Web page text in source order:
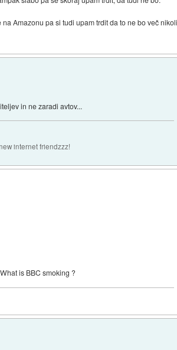
Amazonu pa si tudi upam trdit da to ne bo več
in ne zaradi avtov...
internet friendzzz!
is BBC smoking ?